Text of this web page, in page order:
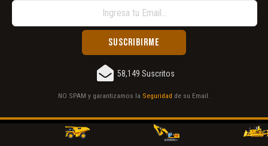
58,149 Suscritos
NO SPAM y garantizamos la Seguridad de su Email.